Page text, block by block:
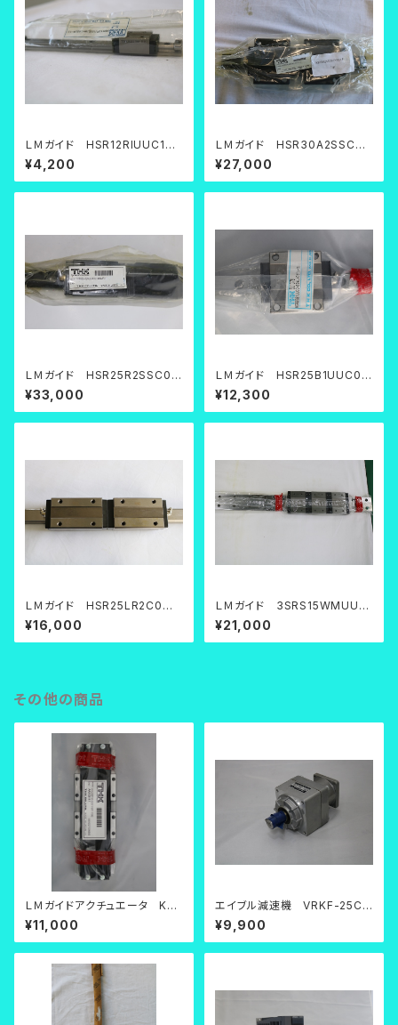
ＬＭガイド HSR12RIUUC1M
+190LM
¥4,200
ＬＭガイド HSR30A2SSC0F
E+300LF
¥27,000
ＬＭガイド HSR25R2SSC0F
E+950LF
¥33,000
ＬＭガイド HSR25B1UUC0+
694L(Cｸﾞﾘｰｽ)
¥12,300
ＬＭガイド HSR25LR2C0M+
1120LPM
¥16,000
ＬＭガイド 3SRS15WMUU+
870LPM
¥21,000
その他の商品
ＬＭガイドアクチュエータ KR2
0BFM-0037-H0F-11X0
¥11,000
エイブル減速機 VRKF-25C-
200【中古品】
¥9,900